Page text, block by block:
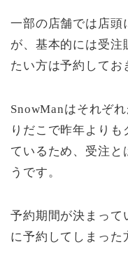
一部の店舗では店頭
が、基本的には受注
たい方は予約してお
SnowManはそれぞ
りだこで昨年よりも
ているため、受注と
うです。
予約期間が決まって
に予約してしまった